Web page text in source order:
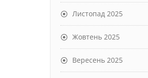
Листопад 2025
Жовтень 2025
Вересень 2025